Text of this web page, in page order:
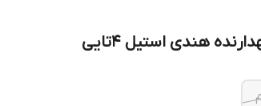
هندی استیل ۴تایی